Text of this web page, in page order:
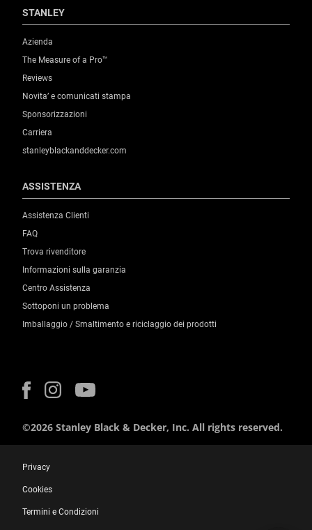
STANLEY
Azienda
The Measure of a Pro™
Reviews
Novita’ e comunicati stampa
Sponsorizzazioni
Carriera
stanleyblackanddecker.com
ASSISTENZA
Assistenza Clienti
FAQ
Trova rivenditore
Informazioni sulla garanzia
Centro Assistenza
Sottoponi un problema
Imballaggio / Smaltimento e riciclaggio dei prodotti
©2026 Stanley Black & Decker, Inc. All rights reserved.
Privacy
Cookies
Termini e Condizioni